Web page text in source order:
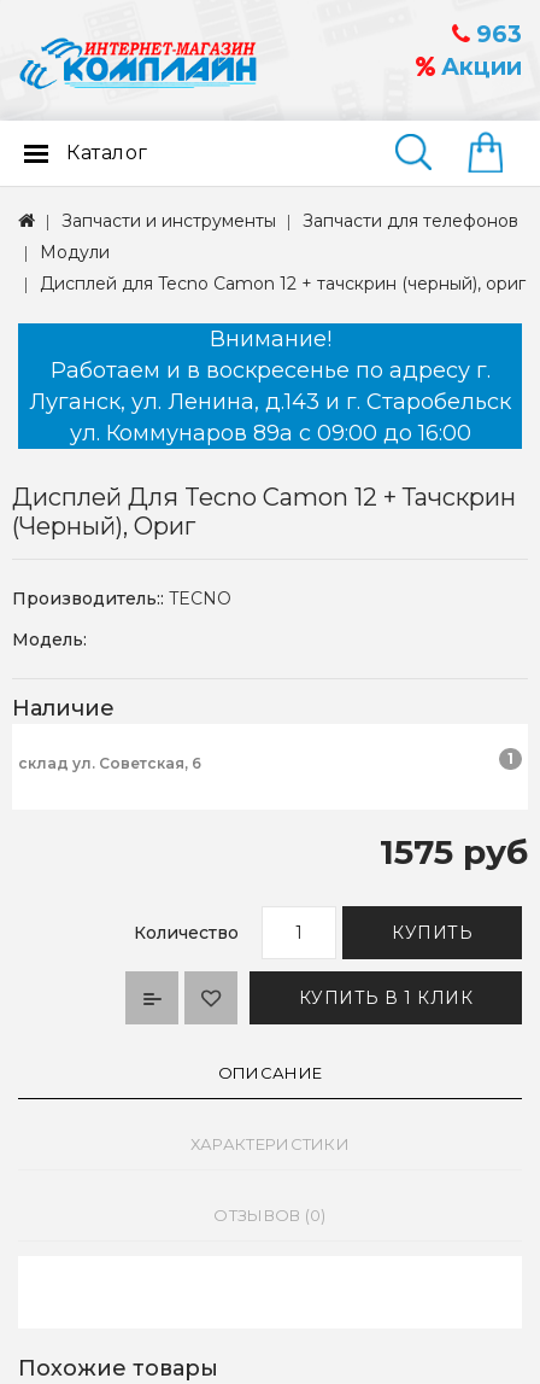
963
Акции
Найти
Каталог
Запчасти и инструменты
Запчасти для телефонов
Модули
Дисплей для Tecno Camon 12 + тачскрин (черный), ориг
Внимание!
Работаем и в воскресенье по адресу г.
Луганск, ул. Ленина, д.143 и г. Старобельск
ул. Коммунаров 89а с 09:00 до 16:00
Дисплей Для Tecno Camon 12 + Тачскрин
(черный), Ориг
Производитель:: TECNO
Модель:
Наличие
склад ул. Советская, 6 1
1575 руб
Количество КУПИТЬ
КУПИТЬ В 1 КЛИК
ОПИСАНИЕ
ХАРАКТЕРИСТИКИ
ОТЗЫВОВ (0)
Похожие товары